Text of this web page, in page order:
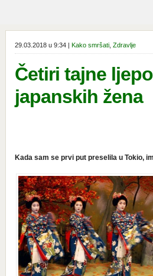
29.03.2018 u 9:34 | Kako smršati, Zdravlje
Četiri tajne
japanskih žena
Kada sam se prvi put preselila u Tokio,